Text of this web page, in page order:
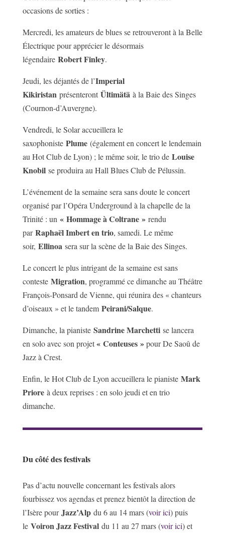
occasions de sorties :
Mercredi, les amateurs de blues se retrouveront à la Belle
Électrique pour apprécier le désormais
légendaire Robert Finley.
Jeudi, les déjantés de l’Imperial
Kikiristan présenteront Ültimätä à la Baie des Singes
(Cournon-d’Auvergne).
Vendredi, le Solar accueillera le
saxophoniste Plume(également en concert le lendemain
au Hot Club de Lyon) ; le même soir, le trio de Louise
Knobilse produira au Hall Blues Club de Pélussin.
L’événement de la semaine sera sans doute le concert
organisé par l’Opéra Underground à la chapelle de la
Trinité : un « Hommage à Coltrane »rendu
parRaphaël Imbert en trio, samedi. Le même
soir, Ellinoa sera sur la scène de la Baie des Singes.
Le concert le plus intrigant de la semaine est sans
conteste Migration, programmé ce dimanche au Théâtre
François-Ponsard de Vienne, qui réunira des « chanteurs
d’oiseaux » et le tandemPeirani/Salque.
Dimanche, la pianiste Sandrine Marchetti se lancera
en solo avec son projet« Conteuses »pour De Saoû de
Jazz à Crest.
Enfin, le Hot Club de Lyon accueillera le pianiste Mark
Prioreà deux reprises : en solo jeudi et en trio
dimanche.
Du côté des festivals
Pas d’actu nouvelle concernant les festivals alors
fourbissez vos agendas et prenez bientôt la direction de
l’Isère pourJazz’Alpdu 6 au 14 mars (voir ici) puis
le Voiron Jazz Festivaldu 11 au 27 mars (voir ici) et